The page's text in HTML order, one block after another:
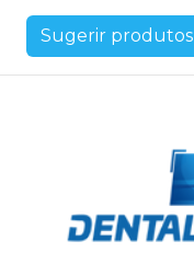
Sugerir produtos